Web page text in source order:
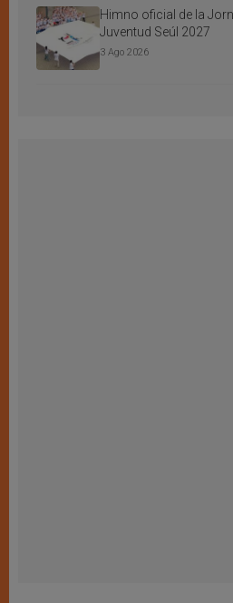
Himno oficial de la
Juventud Seúl 2027
3 Ago 2026